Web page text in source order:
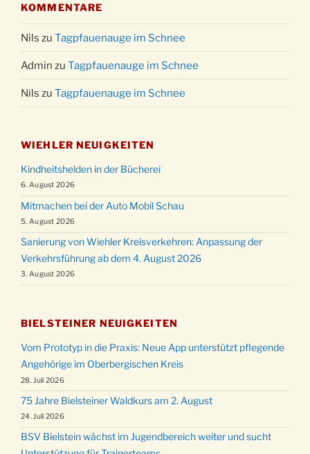
KOMMENTARE
Nils zu Tagpfauenauge im Schnee
Admin zu Tagpfauenauge im Schnee
Nils zu Tagpfauenauge im Schnee
WIEHLER NEUIGKEITEN
Kindheitshelden in der Bücherei
6. August 2026
Mitmachen bei der Auto Mobil Schau
5. August 2026
Sanierung von Wiehler Kreisverkehren: Anpassung der
Verkehrsführung ab dem 4. August 2026
3. August 2026
BIELSTEINER NEUIGKEITEN
Vom Prototyp in die Praxis: Neue App unterstützt pflegende
Angehörige im Oberbergischen Kreis
28. Juli 2026
75 Jahre Bielsteiner Waldkurs am 2. August
24. Juli 2026
BSV Bielstein wächst im Jugendbereich weiter und sucht